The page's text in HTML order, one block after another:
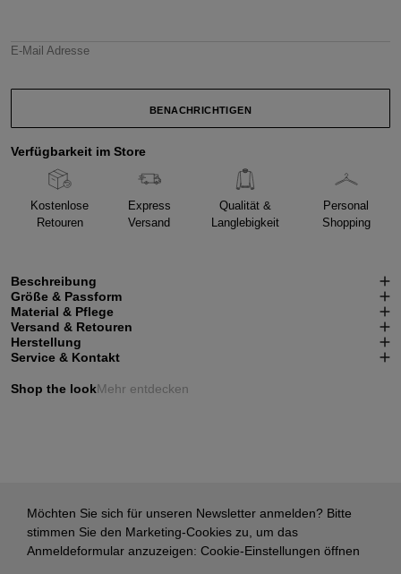
E-Mail Adresse
BENACHRICHTIGEN
Verfügbarkeit im Store
Kostenlose
Retouren
Express
Versand
Qualität &
Langlebigkeit
Personal
Shopping
Beschreibung
Größe & Passform
Material & Pflege
Versand & Retouren
Herstellung
Service & Kontakt
Shop the lookMehr entdecken
Möchten Sie sich für unseren Newsletter anmelden? Bitte
stimmen Sie den Marketing-Cookies zu, um das
Anmeldeformular anzuzeigen: Cookie-Einstellungen öffnen